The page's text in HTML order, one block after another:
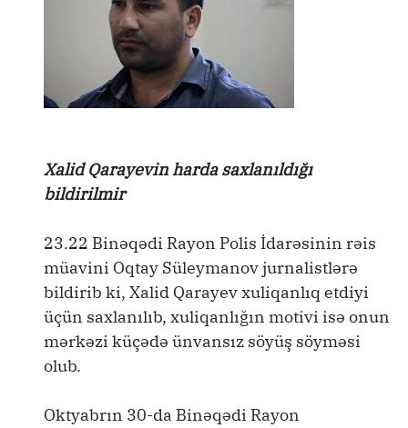
Xalid Qarayevin harda saxlanıldığı
bildirilmir
23.22 Binəqədi Rayon Polis İdarəsinin rəis
müavini Oqtay Süleymanov jurnalistlərə
bildirib ki, Xalid Qarayev xuliqanlıq etdiyi
üçün saxlanılıb, xuliqanlığın motivi isə onun
mərkəzi küçədə ünvansız söyüş söyməsi
olub.
Oktyabrın 30-da Binəqədi Rayon